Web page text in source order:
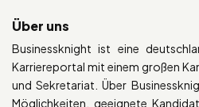
Über uns
Businessknight ist eine
Karriereportal mit einem großen
und Sekretariat. Über
Möglichkeiten, geeignete